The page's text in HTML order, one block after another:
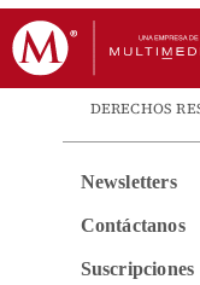
DERECHOS
Newsletters
Contáctanos
Suscripciones